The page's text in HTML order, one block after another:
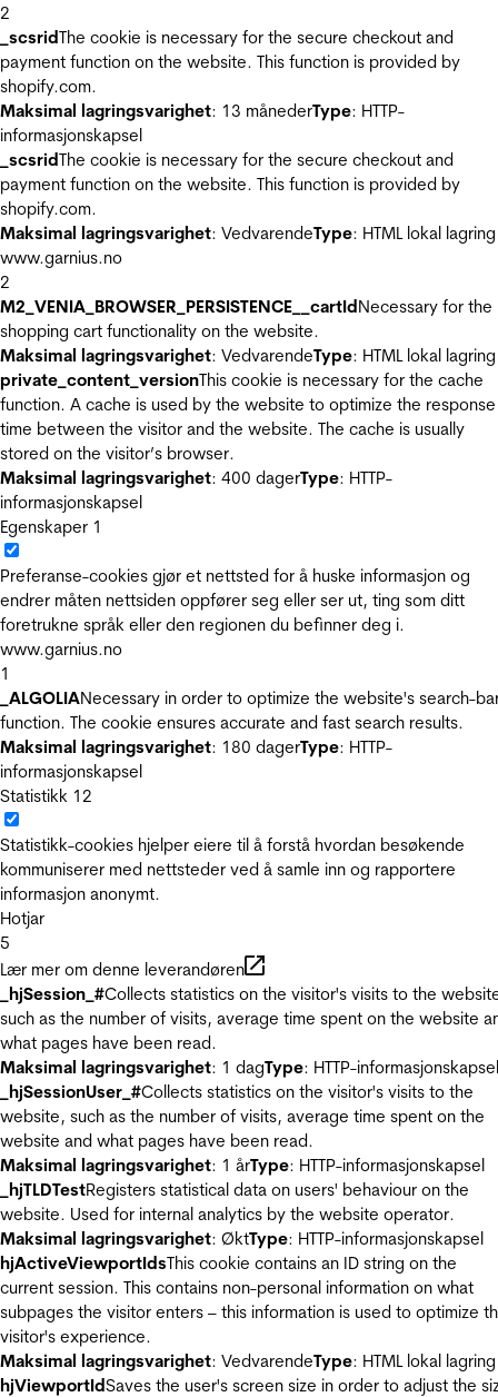
2
_scsridThe cookie is necessary for the secure checkout and
payment function on the website. This function is provided by
shopify.com.
Maksimal lagringsvarighet: 13 månederType: HTTP-
informasjonskapsel
_scsridThe cookie is necessary for the secure checkout and
payment function on the website. This function is provided by
shopify.com.
Maksimal lagringsvarighet: VedvarendeType: HTML lokal lagring
www.garnius.no
2
M2_VENIA_BROWSER_PERSISTENCE__cartIdNecessary for the
shopping cart functionality on the website.
Maksimal lagringsvarighet: VedvarendeType: HTML lokal lagring
private_content_versionThis cookie is necessary for the cache
function. A cache is used by the website to optimize the response
time between the visitor and the website. The cache is usually
stored on the visitor’s browser.
Maksimal lagringsvarighet: 400 dagerType: HTTP-
informasjonskapsel
Egenskaper 1
Preferanse-cookies gjør et nettsted for å huske informasjon og
endrer måten nettsiden oppfører seg eller ser ut, ting som ditt
foretrukne språk eller den regionen du befinner deg i.
www.garnius.no
1
_ALGOLIANecessary in order to optimize the website's search-
function. The cookie ensures accurate and fast search results.
Maksimal lagringsvarighet: 180 dagerType: HTTP-
informasjonskapsel
Statistikk 12
Statistikk-cookies hjelper eiere til å forstå hvordan besøkende
kommuniserer med nettsteder ved å samle inn og rapportere
informasjon anonymt.
Hotjar
5
Lær mer om denne leverandøren
_hjSession_#Collects statistics on the visitor's visits to the
such as the number of visits, average time spent on the website
what pages have been read.
Maksimal lagringsvarighet: 1 dagType: HTTP-informasjonskapsel
_hjSessionUser_#Collects statistics on the visitor's visits to the
website, such as the number of visits, average time spent on the
website and what pages have been read.
Maksimal lagringsvarighet: 1 årType: HTTP-informasjonskapsel
_hjTLDTestRegisters statistical data on users' behaviour on the
website. Used for internal analytics by the website operator.
Maksimal lagringsvarighet: ØktType: HTTP-informasjonskapsel
hjActiveViewportIdsThis cookie contains an ID string on the
current session. This contains non-personal information on what
subpages the visitor enters – this information is used to optimize
visitor's experience.
Maksimal lagringsvarighet: VedvarendeType: HTML lokal lagring
hjViewportIdSaves the user's screen size in order to adjust the